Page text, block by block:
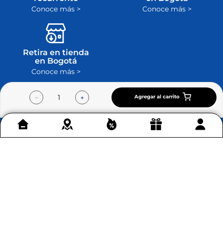
＋
－ Agregar al carrito
Conoce más > Conoce más >
Retira en tienda
en Bogotá
Conoce más >